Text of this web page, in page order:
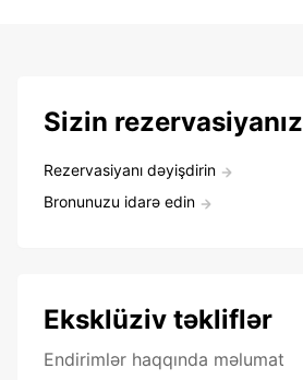
Sizin rezervasiyanız
Rezervasiyanı dəyişdirin
Bronunuzu idarə edin
Eksklüziv təkliflər
Endirimlər haqqında məlumat